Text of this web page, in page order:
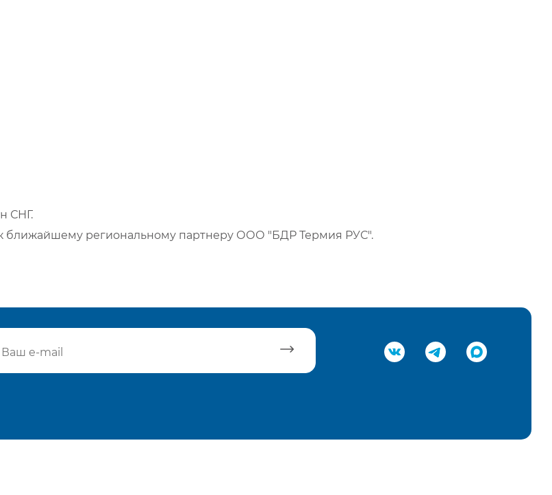
СНГ.
ближайшему региональному партнеру ООО "БДР Термия РУС".